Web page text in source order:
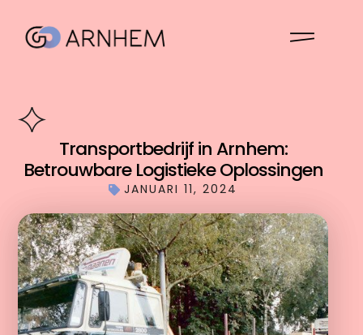
Transportbedrijf in Arnhem:
Betrouwbare Logistieke Oplossingen
JANUARI 11, 2024